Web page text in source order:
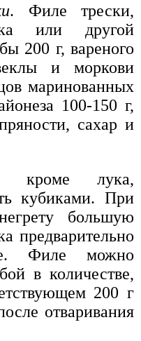
. Филе трески,
или другой
200 г, вареного
и моркови
маринованных
100-150 г,
сахар и
лука,
кубиками. При
большую
предварительно
Филе можно
в количестве,
200 г
отваривания